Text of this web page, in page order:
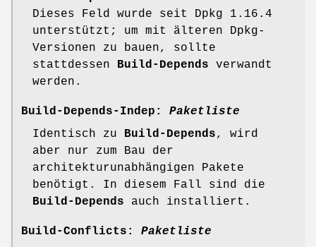
Dieses Feld wurde seit Dpkg 1.16.4
unterstützt; um mit älteren Dpkg-
Versionen zu bauen, sollte
stattdessen Build-Depends verwandt
werden.
Build-Depends-Indep:
Paketliste
Identisch zu Build-Depends, wird
aber nur zum Bau der
architekturunabhängigen Pakete
benötigt. In diesem Fall sind die
Build-Depends auch installiert.
Build-Conflicts:
Paketliste